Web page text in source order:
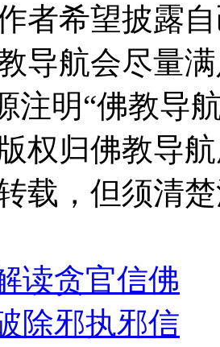
者希望披露
导航会尽量
注明“佛教导
权归佛教导
载，但须清
读贪官信佛
除邪执邪信